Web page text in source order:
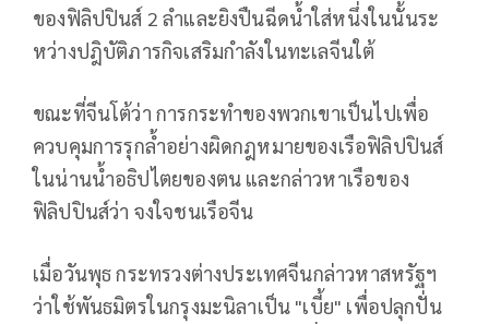
ของฟิลิปปินส์ 2 ลำและยิงปืนฉีดน้ำใส่หนึ่งในนั้นระ
หว่างปฎิบัติภารกิจเสริมกำลังในทะเลจีนใต้
ขณะที่จีนโต้ว่า การกระทำของพวกเขาเป็นไปเพื่อ
ควบคุมการรุกล้ำอย่างผิดกฎหมายของเรือฟิลิปปินส์
ในน่านน้ำอธิปไตยของตน และกล่าวหาเรือของ
ฟิลิปปินส์ว่า จงใจชนเรือจีน
เมื่อวันพุธ กระทรวงต่างประเทศจีนกล่าวหาสหรัฐฯ
ว่าใช้พันธมิตรในกรุงมะนิลาเป็น "เบี้ย" เพื่อปลุกปั่น